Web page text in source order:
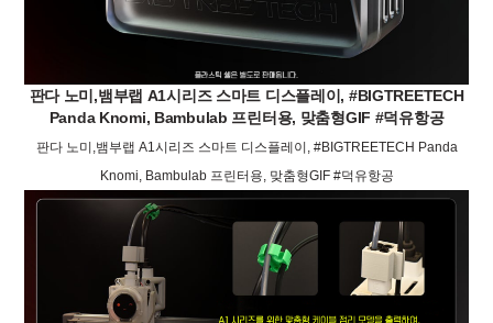
판다 노미,뱀부랩 A1시리즈 스마트 디스플레이, #BIGTREETECH
Panda Knomi, Bambulab 프린터용, 맞춤형GIF #덕유항공
판다 노미,뱀부랩 A1시리즈 스마트 디스플레이, #BIGTREETECH Panda
Knomi, Bambulab 프린터용, 맞춤형GIF #덕유항공